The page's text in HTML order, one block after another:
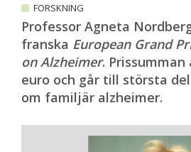
FORSKNING
Professor Agneta
franska European Grand
on Alzheimer. Prissumman
euro och går till största
om familjär alzheimer.